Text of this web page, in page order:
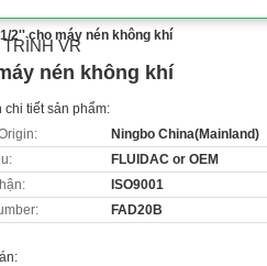
VR
2'' cho máy nén không khí
nén không khí
chi tiết sản phẩm:
Ningbo China(Mainland)
FLUIDAC or OEM
ISO9001
FAD20B